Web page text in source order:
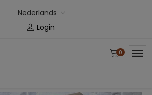
Nederlands
Login
0